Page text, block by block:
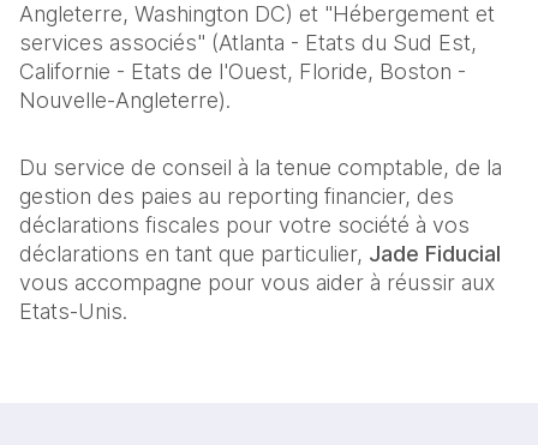
Angleterre, Washington DC) et "Hébergement et
services associés" (Atlanta - Etats du Sud Est,
Californie - Etats de l'Ouest, Floride, Boston -
Nouvelle-Angleterre).
Du service de conseil à la tenue comptable, de la
gestion des paies au reporting financier, des
déclarations fiscales pour votre société à vos
déclarations en tant que particulier, Jade Fiducial
vous accompagne pour vous aider à réussir aux
Etats-Unis.